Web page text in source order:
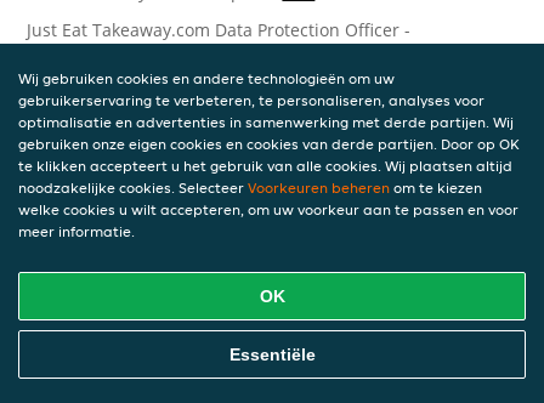
Just Eat Takeaway.com Data Protection Officer -
Piet Heinkade 61
1019 GM Amsterdam
Nederland
Bijgewerkte versies van deze
Privacyverklaring
Wij kunnen deze Verklaring van tijd tot tijd bijwerken als
reactie op veranderende juridische, technische of zakelijke
ontwikkelingen. Wanneer wij onze Privacyverklaring
bijwerken, zullen wij passende maatregelen nemen om u
op de hoogte te brengen, in overeenstemming met het
Wij gebruiken cookies en andere technologieën om uw
gebruikerservaring te verbeteren, te personaliseren, analyses voor
optimalisatie en advertenties in samenwerking met derde partijen. Wij
gebruiken onze eigen cookies en cookies van derde partijen. Door op OK
te klikken accepteert u het gebruik van alle cookies. Wij plaatsen altijd
noodzakelijke cookies. Selecteer Voorkeuren beheren om te kiezen
welke cookies u wilt accepteren, om uw voorkeur aan te passen en voor
meer informatie.
OK
Essentiële